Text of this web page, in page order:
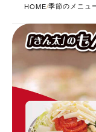
HOME/季節のメニュ